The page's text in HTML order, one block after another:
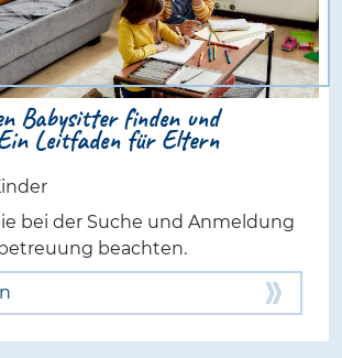
Babysitter finden und
Leitfaden für Eltern
bei der Suche und Anmeldung
beachten.